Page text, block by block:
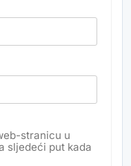
stranicu u
sljedeći put kada